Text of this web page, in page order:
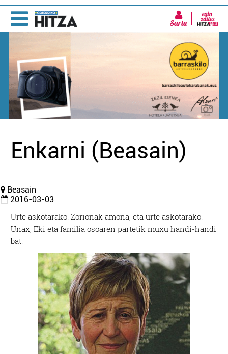
Sartu
Enkarni (Beasain)
Beasain
2016-03-03
Urte askotarako! Zorionak amona, eta urte askotarako.
Unax, Eki eta familia osoaren partetik muxu handi-handi
bat.